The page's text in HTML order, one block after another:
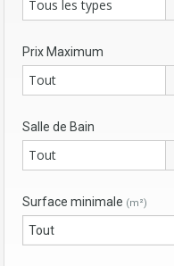
Tous les types
Prix Maximum
Tout
Salle de Bain
Tout
Surface minimale (m²)